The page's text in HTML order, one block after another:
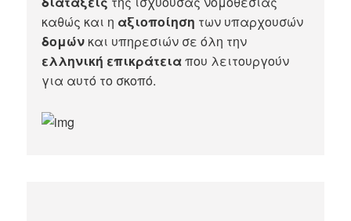
καθώς και η αξιοποίηση των υπαρχουσών
δομών και υπηρεσιών σε όλη την
ελληνική επικράτειαπου λειτουργούν
για αυτό το σκοπό.​